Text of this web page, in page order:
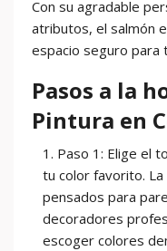
Con su agradable
atributos, el salmón
espacio seguro para
Pasos a la
Pintura en
Paso 1: Elige el
tu color favorito.
pensados para
decoradores
escoger colores